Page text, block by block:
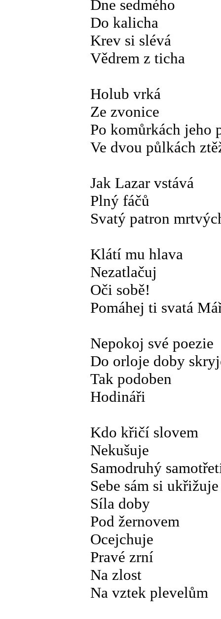
Dne sedmého
Do kalicha
Krev si slévá
Vědrem z ticha
Holub vrká
Ze zvonice
Po komůrkách jeho
Ve dvou půlkách
Jak Lazar vstává
Plný fáčů
Svatý patron
Klátí mu hlava
Nezatlačuj
Oči sobě!
Pomáhej ti svatá
Nepokoj své poezie
Do orloje doby
Tak podoben
Hodináři
Kdo křičí slovem
Nekušuje
Samodruhý
Sebe sám si ukřižuje
Síla doby
Pod žernovem
Ocejchuje
Pravé zrní
Na zlost
Na vztek plevelům